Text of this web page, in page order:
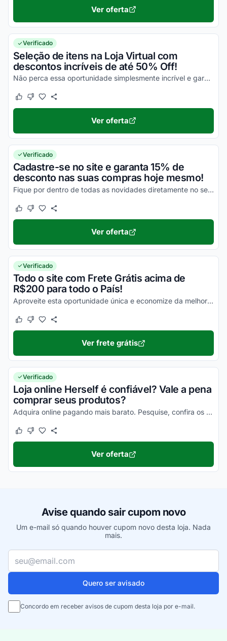
Ver oferta
Verificado
Seleção de itens na Loja Virtual com
descontos incríveis de até 50% Off!
Não perca essa oportunidade simplesmente incrível e garanta seus descontos!
Este cupom funcionou
Este cupom não funcionou
Ver oferta
Verificado
Cadastre-se no site e garanta 15% de
desconto nas suas compras hoje mesmo!
Fique por dentro de todas as novidades diretamente no seu e-mail e ainda economize 15% na sua compra!
Este cupom funcionou
Este cupom não funcionou
Ver oferta
Verificado
Todo o site com Frete Grátis acima de
R$200 para todo o País!
Aproveite esta oportunidade única e economize da melhor maneira em todas as suas compras online ainda hoje!
Este cupom funcionou
Este cupom não funcionou
Ver frete grátis
Verificado
Loja online Herself é confiável? Vale a pena
comprar seus produtos?
Adquira online pagando mais barato. Pesquise, confira os comentários e constate a eficiência e os benefícios do site Herself!
Este cupom funcionou
Este cupom não funcionou
Ver oferta
Avise quando sair cupom novo
Um e-mail só quando houver cupom novo desta loja. Nada
mais.
Quero ser avisado
Concordo em receber avisos de cupom desta loja por e-mail.